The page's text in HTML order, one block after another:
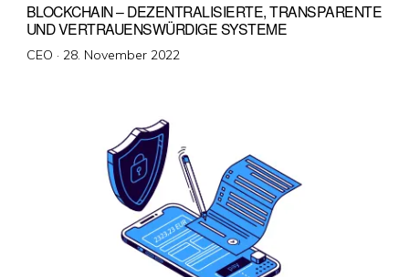
BLOCKCHAIN – DEZENTRALISIERTE, TRANSPARENTE
UND VERTRAUENSWÜRDIGE SYSTEME
CEO · Veröffentlicht
28. November 2022